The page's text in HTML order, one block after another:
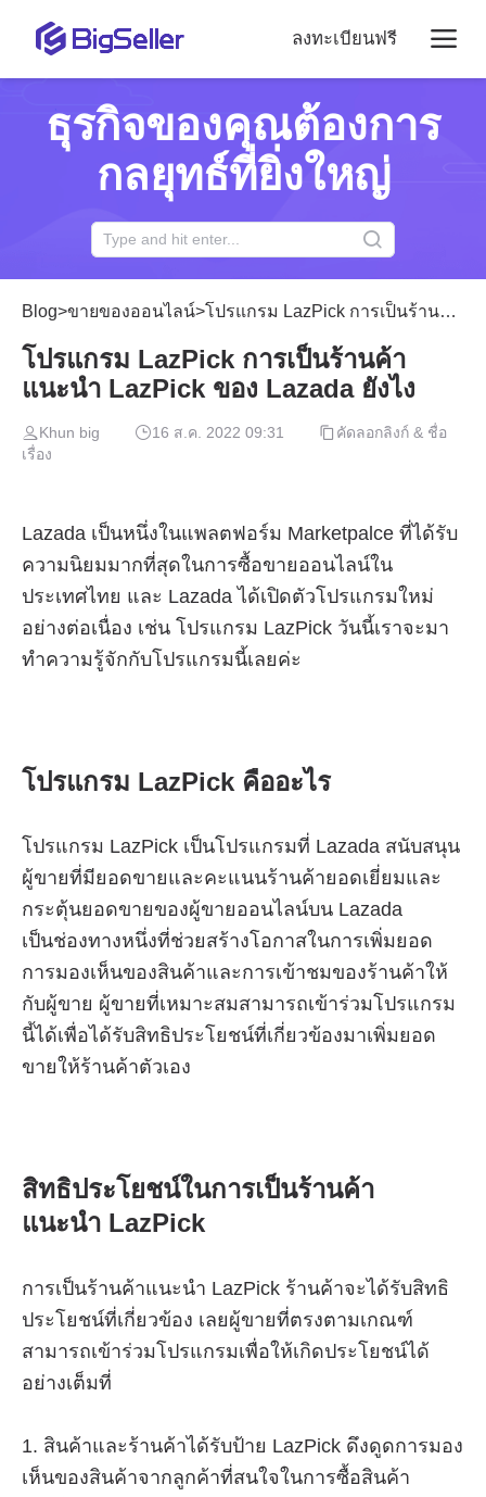
ลงทะเบียนฟรี
ธุรกิจของคุณต้องการ
กลยุทธ์ที่ยิ่งใหญ่
Blog>ขายของออนไลน์>โปรแกรม LazPick การเป็นร้านค้าแนะนำ LazPick ของ Lazada ยังไง
โปรแกรม LazPick การเป็นร้านค้า
แนะนำ LazPick ของ Lazada ยังไง
Khun big 16 ส.ค. 2022 09:31
คัดลอกลิงก์ & ชื่อ
เรื่อง